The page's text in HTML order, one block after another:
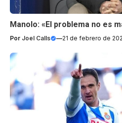
Manolo: «El problema no es
Por Joel Calls —21 de febrero de